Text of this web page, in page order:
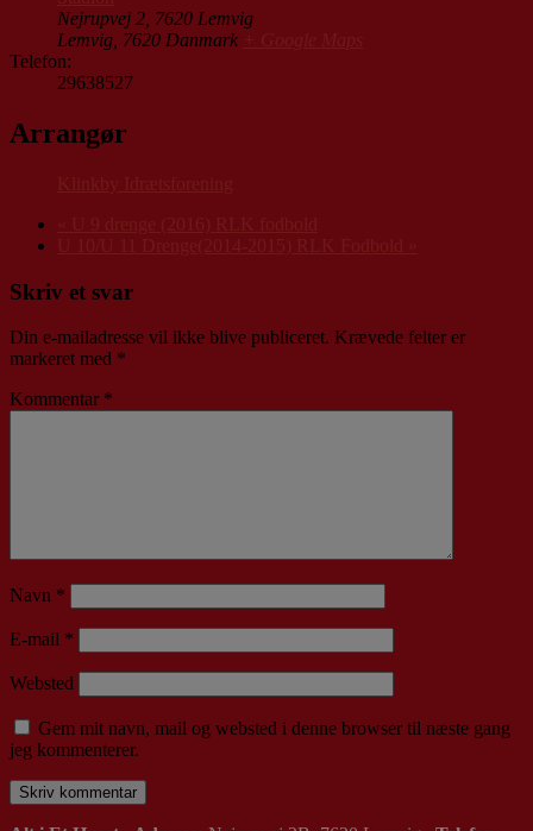
Nejrupvej 2, 7620 Lemvig
Lemvig 7620 Danmark
Telefon:
29638527
Arrangør
Skriv et svar
Din e-mailadresse vil ikke blive publiceret. Krævede felter er
markeret med *
Kommentar *
Navn *
E-mail *
Websted
Gem mit navn, mail og websted i denne browser til næste gang
jeg kommenterer.